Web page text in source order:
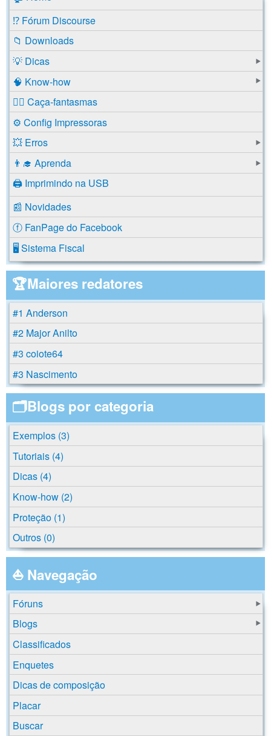
⁉️ Fórum Discourse
📁 Downloads
💡 Dicas
🧠 Know-how
🕵️‍♂️ Caça-fantasmas
⚙️ Config Impressoras
💥 Erros
👨‍🎓 Aprenda
🖨️ Imprimindo na USB
📰 Novidades
ⓕ FanPage do Facebook
🖥️ Sistema Fiscal
🏆Maiores redatores
#1 Anderson
#2 Major Anilto
#3 coiote64
#3 Nascimento
🗂️Blogs por categoria
Exemplos (3)
Tutoriais (4)
Dicas (4)
Know-how (2)
Proteção (1)
Outros (0)
⛵ Navegação
Fóruns
Blogs
Classificados
Enquetes
Dicas de composição
Placar
Buscar